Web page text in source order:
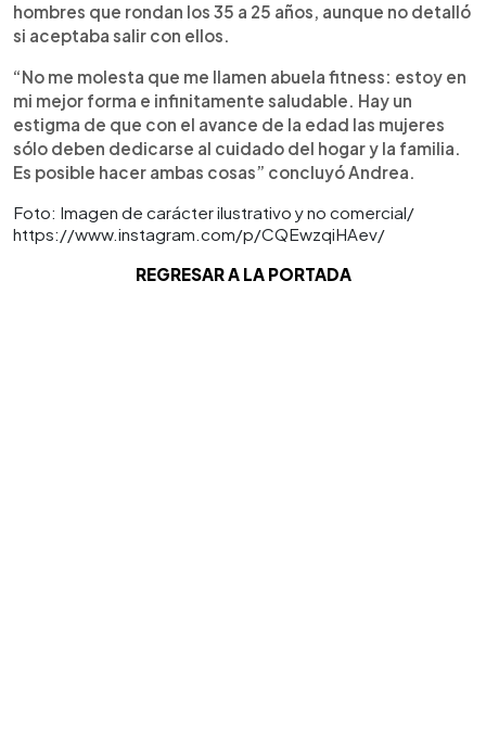
hombres que rondan los 35 a 25 años, aunque no detalló
si aceptaba salir con ellos.
“No me molesta que me llamen abuela fitness: estoy en
mi mejor forma e infinitamente saludable. Hay un
estigma de que con el avance de la edad las mujeres
sólo deben dedicarse al cuidado del hogar y la familia.
Es posible hacer ambas cosas” concluyó Andrea.
Foto: Imagen de carácter ilustrativo y no comercial/
https://www.instagram.com/p/CQEwzqiHAev/
REGRESAR A LA PORTADA